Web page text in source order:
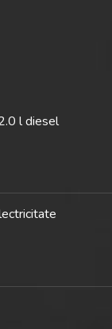
l diesel